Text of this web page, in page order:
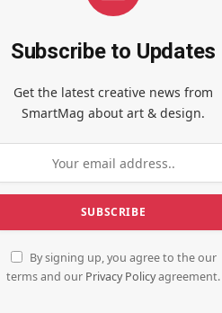
Subscribe to Updates
Get the latest creative news from
SmartMag about art & design.
By signing up, you agree to the our
terms and our Privacy Policyagreement.